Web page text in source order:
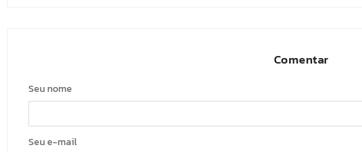
Comentar
Seu nome
Seu e-mail